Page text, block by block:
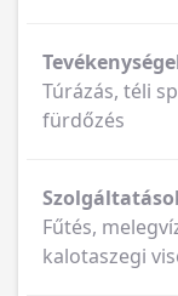
Túrázás, téli
fürdőzés
Fűtés,
kalotaszegi